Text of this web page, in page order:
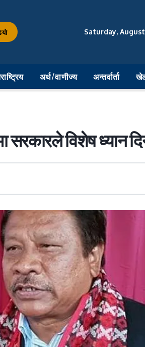
Saturday,
अर्थ/वाणीज्य अन्तर्वार्ता
सरकारले विशेष ध्यान